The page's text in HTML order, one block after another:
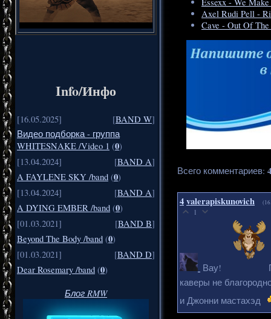
Info/Инфо
[16.05.2025] [BAND W]
Видео подборка - группа
WHITESNAKE /Video 1 (0)
[13.04.2024]
[BAND A]
A FAYLENE SKY /band (0)
[13.04.2024]
[BAND A]
A DYING EMBER /band (0)
[01.03.2021]
[BAND B]
Beyond The Body /band (0)
[01.03.2021]
[BAND D]
Dear Rosemary /band (0)
Блог RMW
Axel Rudi Pell -
Cave - Out Of The
Всего комментариев: 4
4valerapiskunovich
1
Вау!
каверы не
и Джонни мастахэд